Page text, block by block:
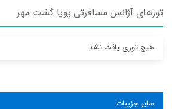
تورهای آژانس مسافرتی پويا گشت مهر
هیچ توری یافت نشد
سایر جزییات